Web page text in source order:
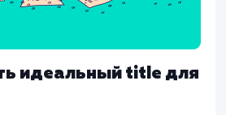
в поисковых системах.
ошибок, можно